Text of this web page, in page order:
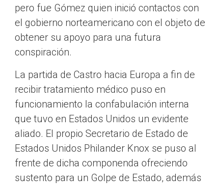
pero fue Gómez quien inició contactos con
el gobierno norteamericano con el objeto de
obtener su apoyo para una futura
conspiración.
La partida de Castro hacia Europa a fin de
recibir tratamiento médico puso en
funcionamiento la confabulación interna
que tuvo en Estados Unidos un evidente
aliado. El propio Secretario de Estado de
Estados Unidos Philander Knox se puso al
frente de dicha componenda ofreciendo
sustento para un Golpe de Estado, además